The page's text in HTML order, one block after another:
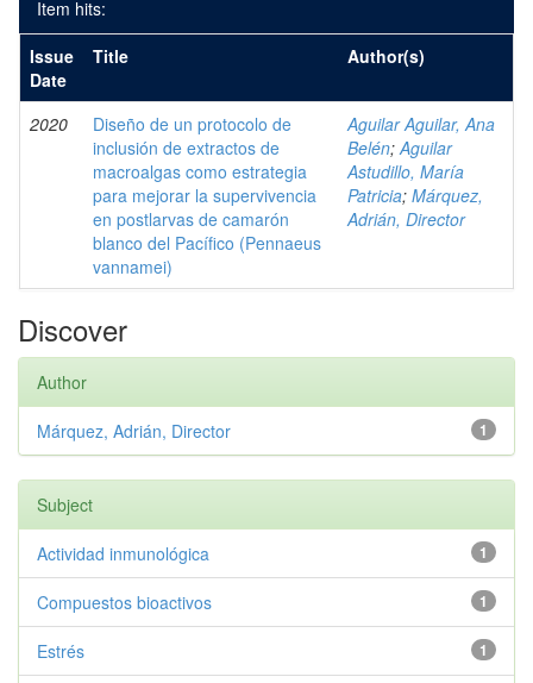
Item hits:
Issue
Date
Title Author(s)
2020
Diseño de un protocolo de
inclusión de extractos de
macroalgas como estrategia
para mejorar la supervivencia
en postlarvas de camarón
blanco del Pacífico (Pennaeus
vannamei)
Aguilar Aguilar, Ana
Belén;Aguilar
Astudillo, María
Patricia; Márquez,
Adrián, Director
Discover
Author
1
Márquez, Adrián, Director
Subject
1
Actividad inmunológica
1
Compuestos bioactivos
1
Estrés